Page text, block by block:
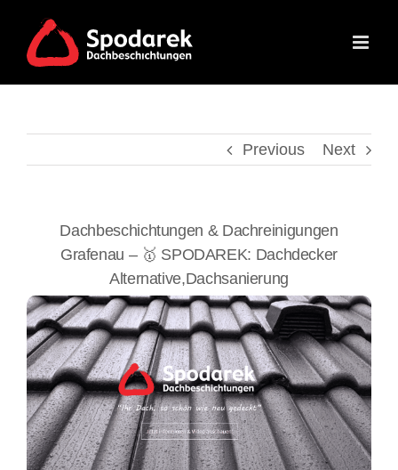
content
Previous Next
Dachbeschichtungen & Dachreinigungen
Grafenau – 🥇 SPODAREK: Dachdecker
Alternative,Dachsanierung